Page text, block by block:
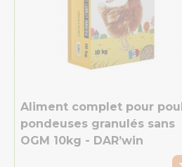
Aliment complet pour
pondeuses granulés sans
OGM 10kg - DAR’win